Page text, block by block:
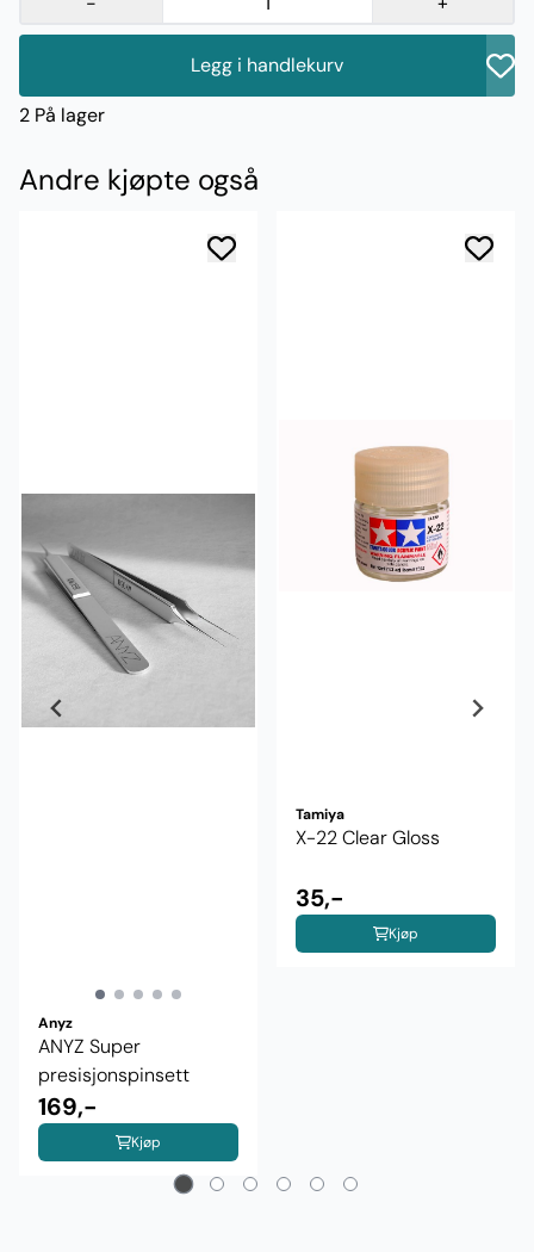
Legg i handlekurv
2 På lager
Andre kjøpte også
Anyz
ANYZ Super
presisjonspinsett
169,-
Kjøp
Tamiya
X-22 Clear Gloss
35,-
Kjøp